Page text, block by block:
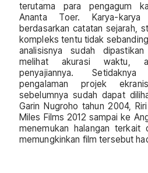
terutama para pengagum
Ananta Toer. Karya-
berdasarkan catatan sejarah,
kompleks tentu tidak
analisisnya sudah
melihat akurasi waktu,
penyajiannya.
pengalaman projek
sebelumnya sudah dapat
Garin Nugroho tahun 2004,
Miles Films 2012 sampai ke
menemukan halangan terkait
memungkinkan film tersebut